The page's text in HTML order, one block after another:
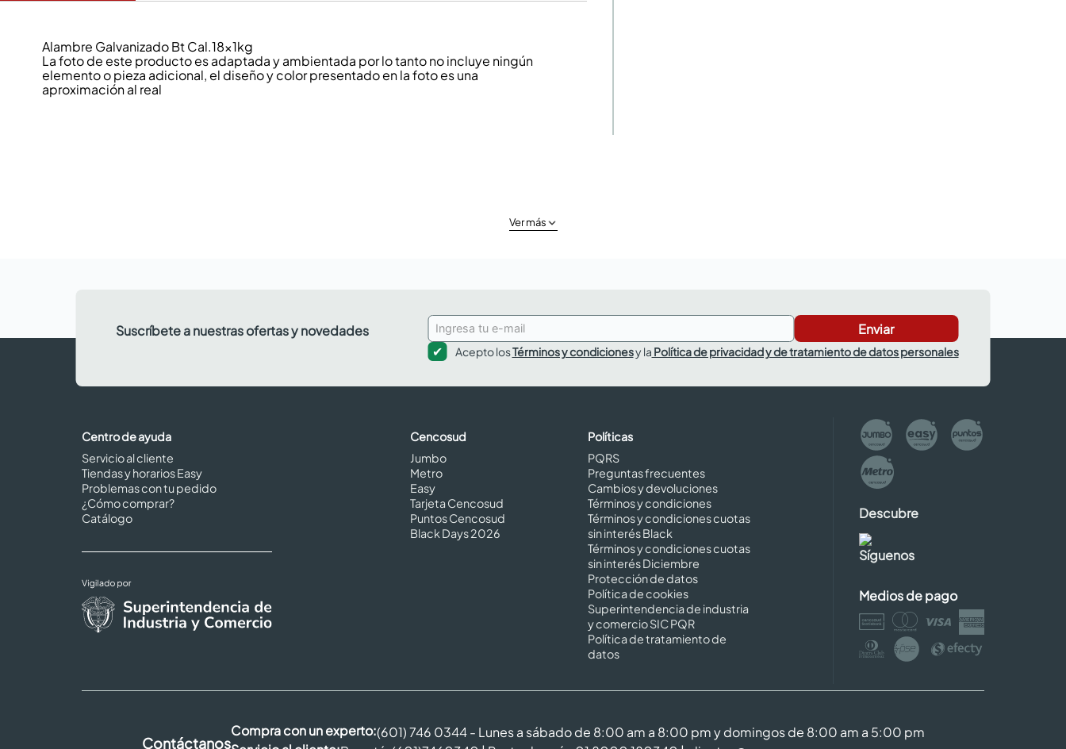
Alambre Galvanizado Bt Cal.18x1kg
La foto de este producto es adaptada y ambientada por lo tanto no incluye ningún
elemento o pieza adicional, el diseño y color presentado en la foto es una
aproximación al real
Ver más
Suscríbete a nuestras ofertas y novedades Enviar
Acepto losTérminos y condicionesy la Política de privacidad y de tratamiento de datos personales
Centro de ayuda
Servicio al cliente
Tiendas y horarios Easy
Problemas con tu pedido
¿Cómo comprar?
Catálogo
Cencosud
Jumbo
Metro
Easy
Tarjeta Cencosud
Puntos Cencosud
Black Days 2026
Políticas
PQRS
Preguntas frecuentes
Cambios y devoluciones
Términos y condiciones
Términos y condiciones cuotas
sin interés Black
Términos y condiciones cuotas
sin interés Diciembre
Protección de datos
Política de cookies
Superintendencia de industria
y comercio SIC PQR
Política de tratamiento de
datos
Descubre
Síguenos
Medios de pago
Contáctanos
Compra con un experto:(601) 746 0344 - Lunes a sábado de 8:00 am a 8:00 pm y domingos de 8:00 am a 5:00 pm